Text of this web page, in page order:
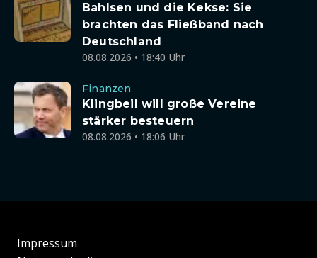
Bahlsen und die Kekse: Sie
brachten das Fließband nach
Deutschland
08.08.2026 • 18:40 Uhr
Finanzen
Klingbeil will große Vereine
stärker besteuern
08.08.2026 • 18:06 Uhr
Impressum